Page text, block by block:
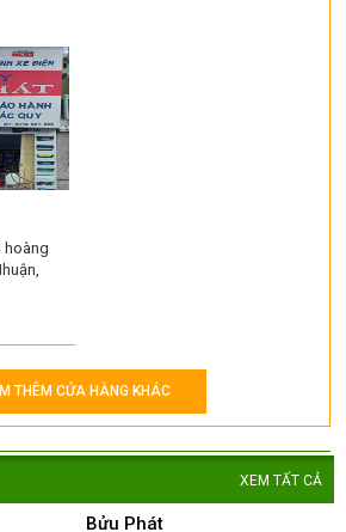
XEM TẤT CẢ
Bửu Phát
hoàng
THÊM CỬA HÀNG KHÁC